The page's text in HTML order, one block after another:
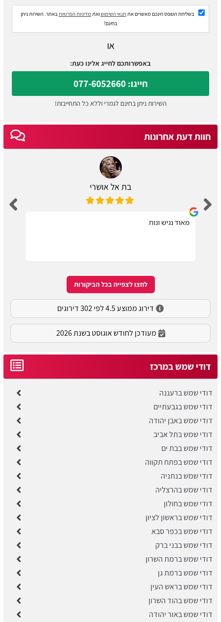
בשליחת הטופס הינכם מאשרים את תנאי השימושואת מדיניות הפרטיות באתר. השירות ניתן
בחינם!
או
באפשרותכם לחייג אלינו כעת:
חייגו: 077-6052660
השירות ניתן בחינם לגמרי וללא כל התחייבות!
חוות דעת אחרונות
בת אל אושרי
מאוד נגיש ונוח.
לחצו לצפייה בכל הביקורות
דירוג ממוצע 4.5 לפי 302 דירוגים
מעודכן לחודש אוגוסט בשנת 2026
דודי שמש במרכז
דודי שמש ברעננה
דודי שמש בגבעתיים
דודי שמש באבן יהודה
דודי שמש בתל אביב
דודי שמש בבת ים
דודי שמש בפתח תקווה
דודי שמש בנתניה
דודי שמש בהרצליה
דודי שמש בחולון
דודי שמש בראשון לציון
דודי שמש בכפר סבא
דודי שמש בבני ברק
​דודי שמש ברמת השרון
דודי שמש ברמת גן
דודי שמש בראש העין
דודי שמש בהוד השרון
דודי שמש באור יהודה